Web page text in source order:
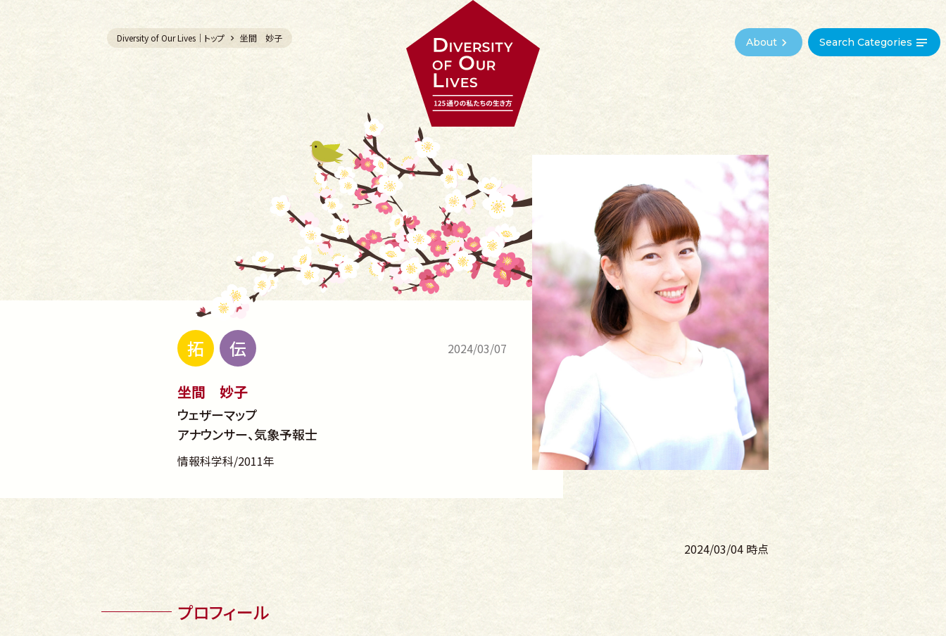
Diversity of Our Lives｜トップ 坐間 妙子
拓 伝 2024/03/07
坐間 妙子
ウェザーマップ
アナウンサー、気象予報士
情報科学科/2011年
2024/03/04 時点
プロフィール
About Search Categories
起こす 究める 挑
拓 創る 造る 聴く る 調べる
編む 表す 伝える 導く 癒す 結ぶ